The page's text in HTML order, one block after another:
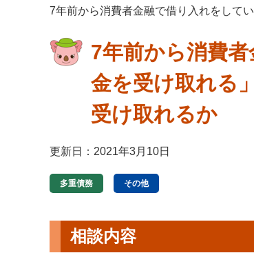
7年前から消費者金融で借り入れをして
7年前から消費
金を受け取れる
受け取れるか
更新日：2021年3月10日
多重債務 その他
相談内容